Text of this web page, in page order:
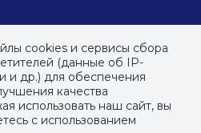
культурных программ», 2023
cookies и сервисы сбора
(данные об IP-
и др.) для обеспечения
качества
использовать наш сайт, вы
с использованием